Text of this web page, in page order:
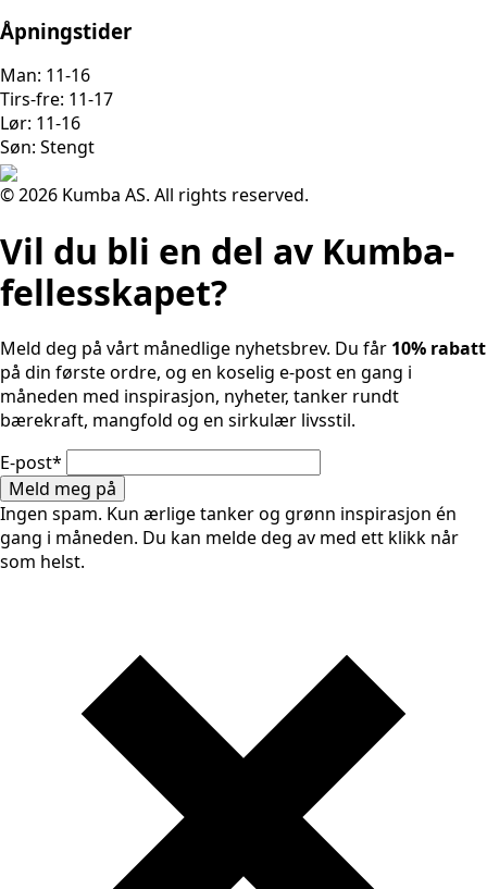
Åpningstider
Man: 11-16
Tirs-fre: 11-17
Lør: 11-16
Søn: Stengt
© 2026 Kumba AS. All rights reserved.
Vil du bli en del av Kumba-
fellesskapet?
Meld deg på vårt månedlige nyhetsbrev. Du får 10% rabatt
på din første ordre, og en koselig e-post en gang i
måneden med inspirasjon, nyheter, tanker rundt
bærekraft, mangfold og en sirkulær livsstil.
E-post*
Meld meg på
Ingen spam. Kun ærlige tanker og grønn inspirasjon én
gang i måneden. Du kan melde deg av med ett klikk når
som helst.